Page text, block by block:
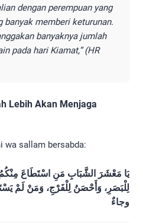
dengan perempuan yang
banyak memberi keturunan.
banyaknya jumlah
pada hari Kiamat,” (HR
Lebih Akan Menjaga
wa sallam bersabda:
يَا مَعْشَرَ الشَّبَابِ مَنِ اسْتَطَاعَ مِنْكُمُ
لِلْبَصَرِ، وَأَحْصَنُ لِلْفَرْجِ، وَمَنْ لَمْ
وجاءٌ